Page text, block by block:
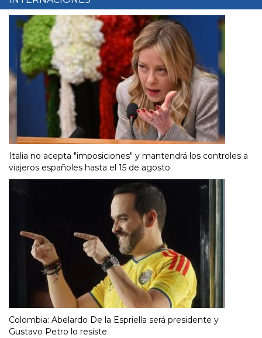
Italia no acepta "imposiciones" y mantendrá los controles a
viajeros españoles hasta el 15 de agosto
Colombia: Abelardo De la Espriella será presidente y
Gustavo Petro lo resiste